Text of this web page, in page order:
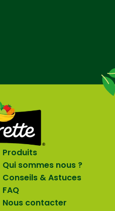
Produits
Qui sommes nous ?
Conseils & Astuces
FAQ
Nous contacter